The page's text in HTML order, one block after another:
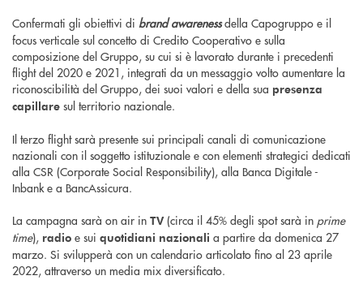
Confermati gli obiettivi di brand awarenessdella Capogruppo e il
focus verticale sul concetto di Credito Cooperativo e sulla
composizione del Gruppo, su cui si è lavorato durante i precedenti
flight del 2020 e 2021, integrati da un messaggio volto aumentare la
riconoscibilità del Gruppo, dei suoi valori e della sua presenza
capillare sul territorio nazionale.
Il terzo flight sarà presente sui principali canali di comunicazione
nazionali con il soggetto istituzionale e con elementi strategici dedicati
alla CSR (Corporate Social Responsibility), alla Banca Digitale -
Inbank e a BancAssicura.
La campagna sarà on air in TV(circa il 45% degli spot sarà in prime
time), radio e sui quotidiani nazionali a partire da domenica 27
marzo. Si svilupperà con un calendario articolato fino al 23 aprile
2022, attraverso un media mix diversificato.